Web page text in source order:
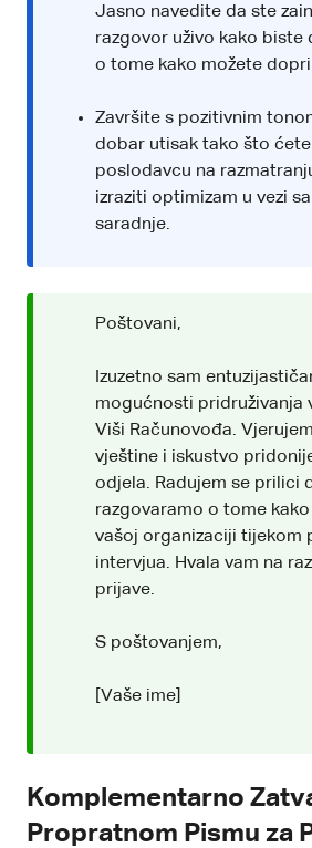
Jasno navedite da ste
razgovor uživo kako biste
o tome kako možete
Završite s pozitivnim
dobar utisak tako što
poslodavcu na
izraziti optimizam u vezi
saradnje.
Poštovani,
Izuzetno sam
mogućnosti pridruživanja
Viši Računovođa.
vještine i iskustvo
odjela. Radujem se prilici
razgovaramo o tome
vašoj organizaciji tijekom
intervjua. Hvala vam na
prijave.
S poštovanjem,
[Vaše ime]
Komplementarno
Propratnom Pismu za